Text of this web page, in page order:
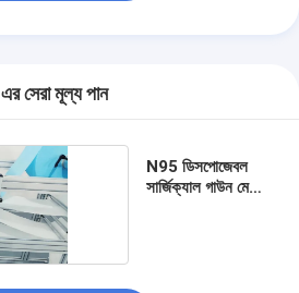
এর সেরা মূল্য পান
N95 ডিসপোজেবল
সার্জিক্যাল গাউন মেকিং